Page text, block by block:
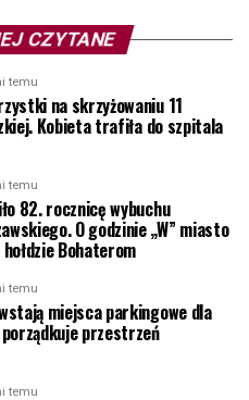
CZYTANE
temu
na skrzyżowaniu 11
Kobieta trafiła do szpitala
temu
82. rocznicę wybuchu
O godzinie „W” miasto
Bohaterom
temu
miejsca parkingowe dla
przestrzeń
temu